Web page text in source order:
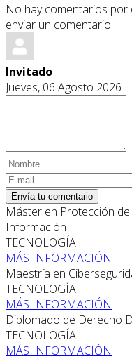
No hay comentarios por
enviar un comentario.
Invitado
Jueves, 06 Agosto 2026
Envía tu comentario
Máster en Protección
Información
TECNOLOGÍA
MÁS INFORMACIÓN
Maestría en
TECNOLOGÍA
MÁS INFORMACIÓN
Diplomado de Derecho
TECNOLOGÍA
MÁS INFORMACIÓN